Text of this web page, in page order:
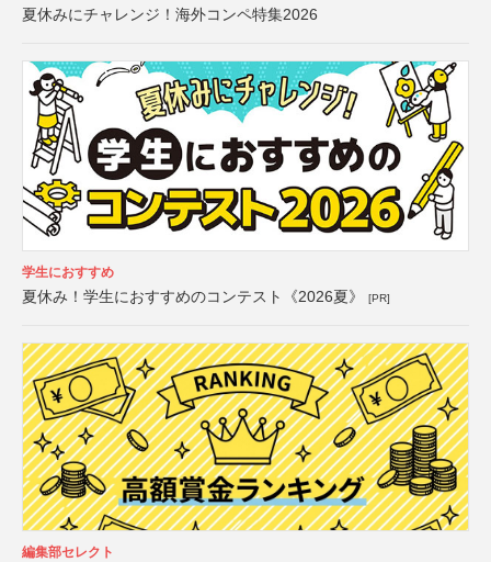
夏休みにチャレンジ！海外コンペ特集2026
学生におすすめ
夏休み！学生におすすめのコンテスト《2026夏》 [PR]
編集部セレクト